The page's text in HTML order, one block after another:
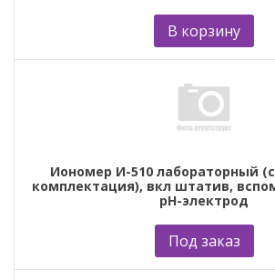
В корзину
Иономер И-510 лабораторный
комплектация), вкл штатив,
рН-электрод
Под заказ